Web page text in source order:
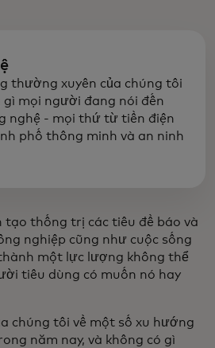
thường xuyên của chúng tôi
gì mọi người đang nói đến
nghệ - mọi thứ từ tiền điện
phố thông minh và an ninh
tạo thống trị các tiêu đề báo và
nghiệp cũng như cuộc sống
một lực lượng không thể
tiêu dùng có muốn nó hay
chúng tôi về một số xu hướng
năm nay, và không có gì